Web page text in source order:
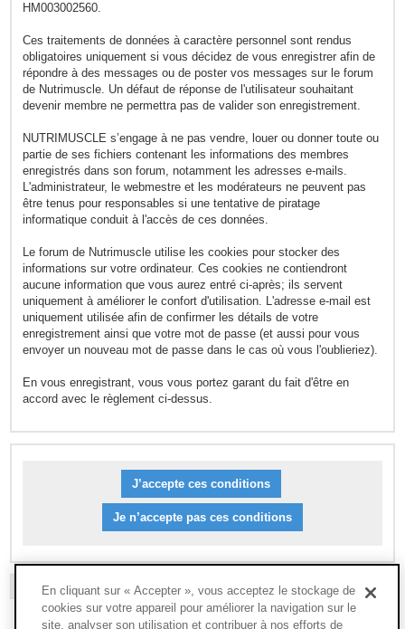
HM003002560.
Ces traitements de données à caractère personnel sont rendus
obligatoires uniquement si vous décidez de vous enregistrer afin de
répondre à des messages ou de poster vos messages sur le forum
de Nutrimuscle. Un défaut de réponse de l'utilisateur souhaitant
devenir membre ne permettra pas de valider son enregistrement.
NUTRIMUSCLE s’engage à ne pas vendre, louer ou donner toute ou
partie de ses fichiers contenant les informations des membres
enregistrés dans son forum, notamment les adresses e-mails.
L'administrateur, le webmestre et les modérateurs ne peuvent pas
être tenus pour responsables si une tentative de piratage
informatique conduit à l'accès de ces données.
Le forum de Nutrimuscle utilise les cookies pour stocker des
informations sur votre ordinateur. Ces cookies ne contiendront
aucune information que vous aurez entré ci-après; ils servent
uniquement à améliorer le confort d'utilisation. L'adresse e-mail est
uniquement utilisée afin de confirmer les détails de votre
enregistrement ainsi que votre mot de passe (et aussi pour vous
envoyer un nouveau mot de passe dans le cas où vous l'oublieriez).
En vous enregistrant, vous vous portez garant du fait d'être en
accord avec le règlement ci-dessus.
L’ÉQUIPE DU FORUM-SUPPRIMER LES COOKIES DU FORUM- FAQ
En cliquant sur « Accepter », vous acceptez le stockage de
cookies sur votre appareil pour améliorer la navigation sur le
site, analyser son utilisation et contribuer à nos efforts de